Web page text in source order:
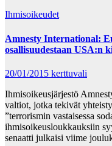
Ihmisoikeudet
Amnesty International:
osallisuudestaan USA:n
20/01/2015 kerttuvali
Ihmisoikeusjärjestö
valtiot, jotka tekivät
”terrorismin vastaisessa
ihmisoikeusloukkauksiin
senaatti julkaisi viime